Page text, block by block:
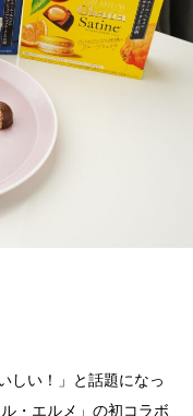
しい！」と話題になっ
・エルメ」の初コラボ